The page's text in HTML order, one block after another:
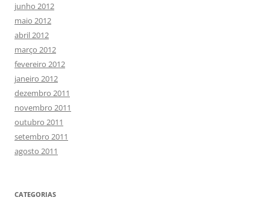
junho 2012
maio 2012
abril 2012
março 2012
fevereiro 2012
janeiro 2012
dezembro 2011
novembro 2011
outubro 2011
setembro 2011
agosto 2011
CATEGORIAS